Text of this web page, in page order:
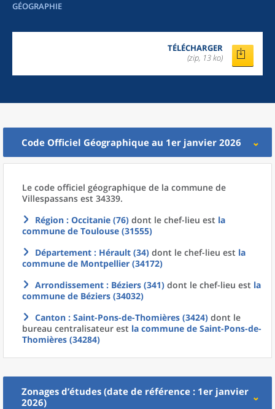
GÉOGRAPHIE
TÉLÉCHARGER
(zip, 13 ko)
Code Officiel Géographique au 1er janvier 2026
Le code officiel géographique de la commune de
Villespassans est 34339.
Région : Occitanie (76) dont le chef-lieu est la
commune de Toulouse (31555)
Département : Hérault (34) dont le chef-lieu est la
commune de Montpellier (34172)
Arrondissement : Béziers (341) dont le chef-lieu est la
commune de Béziers (34032)
Canton : Saint-Pons-de-Thomières (3424) dont le
bureau centralisateur est la commune de Saint-Pons-de-
Thomières (34284)
Zonages d’études (date de référence : 1er janvier
2026)